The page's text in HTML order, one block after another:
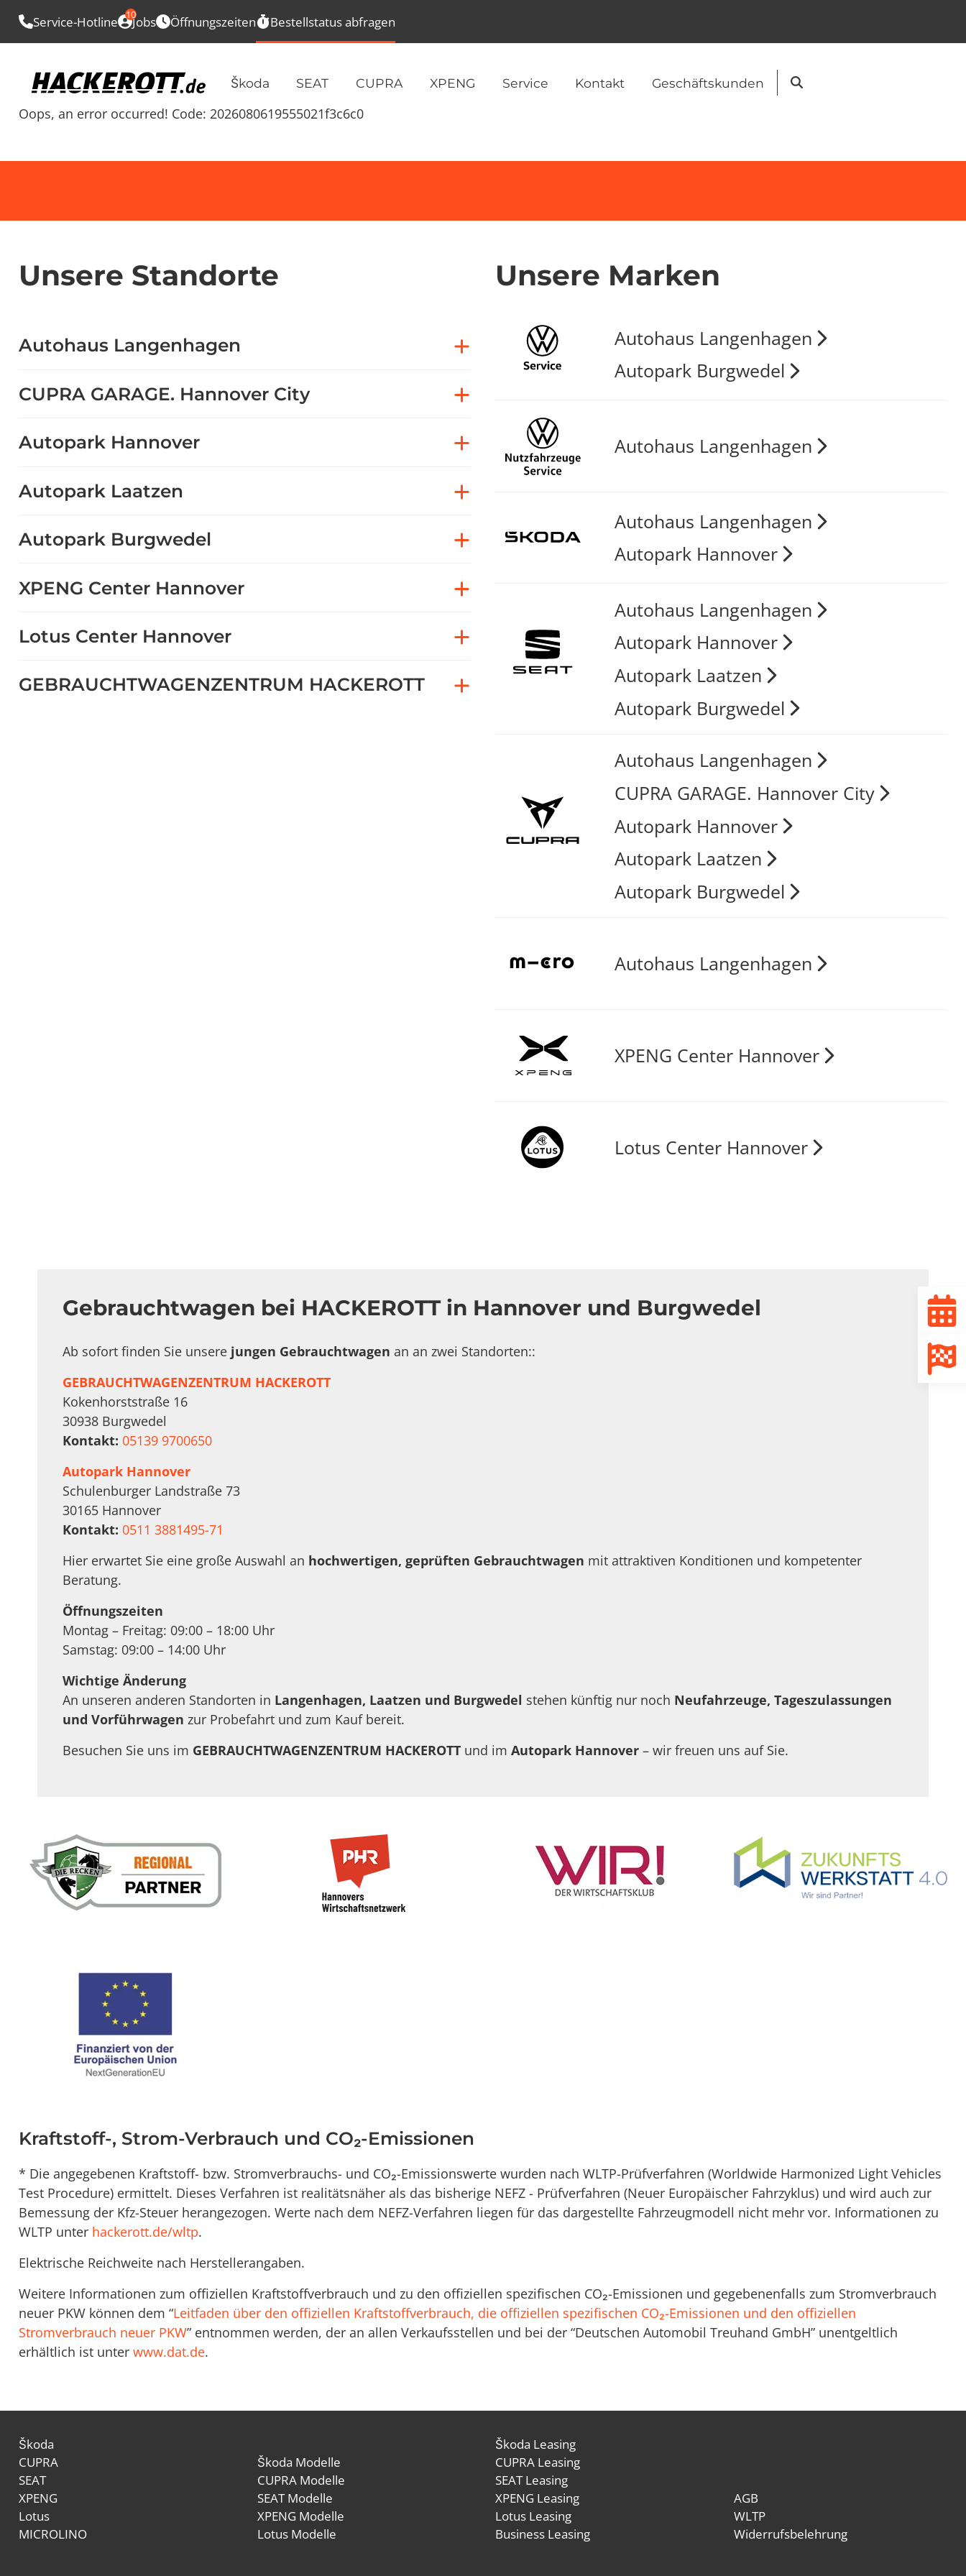
Service-Hotline Jobs
10 Öffnungszeiten Bestellstatus abfragen
Škoda SEAT CUPRA XPENG Service Kontakt Geschäftskunden Suche
Oops, an error occurred! Code: 2026080619555021f3c6c0
Unsere Standorte
Autohaus Langenhagen
CUPRA GARAGE. Hannover City
Autopark Hannover
Autopark Laatzen
Autopark Burgwedel
XPENG Center Hannover
Lotus Center Hannover
GEBRAUCHTWAGENZENTRUM HACKEROTT
Unsere Marken
Autohaus Langenhagen
Autopark Burgwedel
Autohaus Langenhagen
Autohaus Langenhagen
Autopark Hannover
Autohaus Langenhagen
Autopark Hannover
Autopark Laatzen
Autopark Burgwedel
Autohaus Langenhagen
CUPRA GARAGE. Hannover City
Autopark Hannover
Autopark Laatzen
Autopark Burgwedel
Autohaus Langenhagen
XPENG Center Hannover
Lotus Center Hannover
Gebrauchtwagen bei HACKEROTT in Hannover und Burgwedel
Ab sofort finden Sie unsere jungen Gebrauchtwagen an an zwei Standorten::
GEBRAUCHTWAGENZENTRUM HACKEROTT
Kokenhorststraße 16
30938 Burgwedel
Kontakt: 05139 9700650
Autopark Hannover
Schulenburger Landstraße 73
30165 Hannover
Kontakt: 0511 3881495-71
Hier erwartet Sie eine große Auswahl an hochwertigen, geprüften Gebrauchtwagen mit attraktiven Konditionen und kompetenter
Beratung.
Öffnungszeiten
Montag – Freitag: 09:00 – 18:00 Uhr
Samstag: 09:00 – 14:00 Uhr
Wichtige Änderung
An unseren anderen Standorten in Langenhagen, Laatzen und Burgwedel stehen künftig nur noch Neufahrzeuge, Tageszulassungen
und Vorführwagen zur Probefahrt und zum Kauf bereit.
Besuchen Sie uns im GEBRAUCHTWAGENZENTRUM HACKEROTT und im Autopark Hannover– wir freuen uns auf Sie.
Kraftstoff-, Strom-Verbrauch und CO₂-Emissionen
* Die angegebenen Kraftstoff- bzw. Stromverbrauchs- und CO₂-Emissionswerte wurden nach WLTP-Prüfverfahren (Worldwide Harmonized Light Vehicles
Test Procedure) ermittelt. Dieses Verfahren ist realitätsnäher als das bisherige NEFZ - Prüfverfahren (Neuer Europäischer Fahrzyklus) und wird auch zur
Bemessung der Kfz-Steuer herangezogen. Werte nach dem NEFZ-Verfahren liegen für das dargestellte Fahrzeugmodell nicht mehr vor. Informationen zu
WLTP unter hackerott.de/wltp.
Elektrische Reichweite nach Herstellerangaben.
Weitere Informationen zum offiziellen Kraftstoffverbrauch und zu den offiziellen spezifischen CO₂-Emissionen und gegebenenfalls zum Stromverbrauch
neuer PKW können dem “Leitfaden über den offiziellen Kraftstoffverbrauch, die offiziellen spezifischen CO₂-Emissionen und den offiziellen
Stromverbrauch neuer PKW” entnommen werden, der an allen Verkaufsstellen und bei der “Deutschen Automobil Treuhand GmbH” unentgeltlich
erhältlich ist unter www.dat.de.
Škoda
CUPRA
SEAT
XPENG
Lotus
MICROLINO
Škoda Modelle
CUPRA Modelle
SEAT Modelle
XPENG Modelle
Lotus Modelle
Škoda Leasing
CUPRA Leasing
SEAT Leasing
XPENG Leasing
Lotus Leasing
Business Leasing
AGB
WLTP
Widerrufsbelehrung